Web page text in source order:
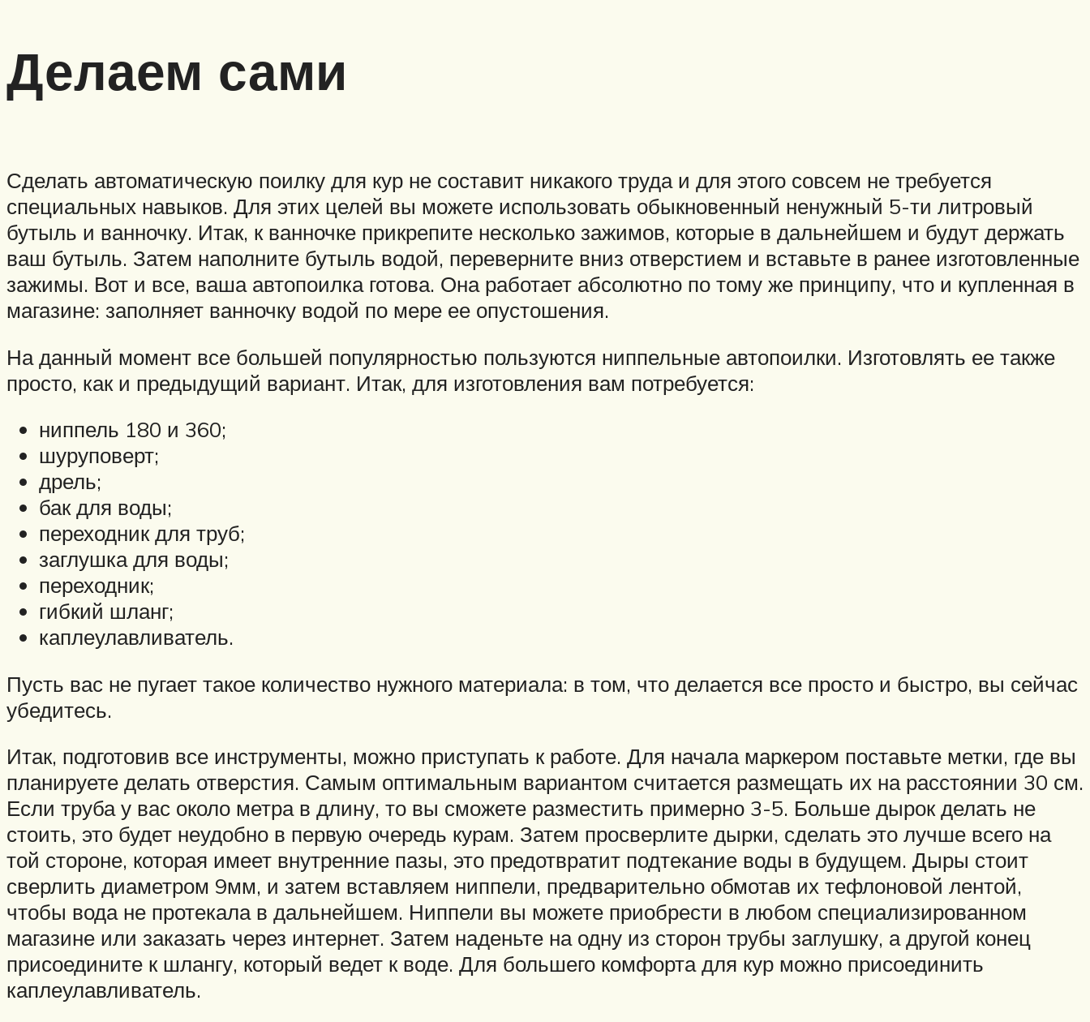
Делаем сами
Сделать автоматическую поилку для кур не составит никакого труда и для этого совсем не требуется
специальных навыков. Для этих целей вы можете использовать обыкновенный ненужный 5-ти литровый
бутыль и ванночку. Итак, к ванночке прикрепите несколько зажимов, которые в дальнейшем и будут держать
ваш бутыль. Затем наполните бутыль водой, переверните вниз отверстием и вставьте в ранее изготовленные
зажимы. Вот и все, ваша автопоилка готова. Она работает абсолютно по тому же принципу, что и купленная в
магазине: заполняет ванночку водой по мере ее опустошения.
На данный момент все большей популярностью пользуются ниппельные автопоилки. Изготовлять ее также
просто, как и предыдущий вариант. Итак, для изготовления вам потребуется:
ниппель 180 и 360;
шуруповерт;
дрель;
бак для воды;
переходник для труб;
заглушка для воды;
переходник;
гибкий шланг;
каплеулавливатель.
Пусть вас не пугает такое количество нужного материала: в том, что делается все просто и быстро, вы сейчас
убедитесь.
Итак, подготовив все инструменты, можно приступать к работе. Для начала маркером поставьте метки, где вы
планируете делать отверстия. Самым оптимальным вариантом считается размещать их на расстоянии 30 см.
Если труба у вас около метра в длину, то вы сможете разместить примерно 3-5. Больше дырок делать не
стоить, это будет неудобно в первую очередь курам. Затем просверлите дырки, сделать это лучше всего на
той стороне, которая имеет внутренние пазы, это предотвратит подтекание воды в будущем. Дыры стоит
сверлить диаметром 9мм, и затем вставляем ниппели, предварительно обмотав их тефлоновой лентой,
чтобы вода не протекала в дальнейшем. Ниппели вы можете приобрести в любом специализированном
магазине или заказать через интернет. Затем наденьте на одну из сторон трубы заглушку, а другой конец
присоедините к шлангу, который ведет к воде. Для большего комфорта для кур можно присоединить
каплеулавливатель.